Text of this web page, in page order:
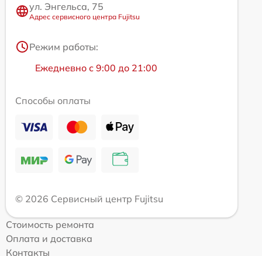
ул. Энгельса, 75
Адрес сервисного центра Fujitsu
Режим работы:
Ежедневно с 9:00 до 21:00
Способы оплаты
© 2026 Сервисный центр Fujitsu
Стоимость ремонта
Оплата и доставка
Контакты